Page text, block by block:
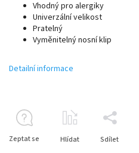
Vhodný pro alergiky
Univerzální velikost
Pratelný
Vyměnitelný nosní klip
Detailní informace
Zeptat se Hlídat Sdílet